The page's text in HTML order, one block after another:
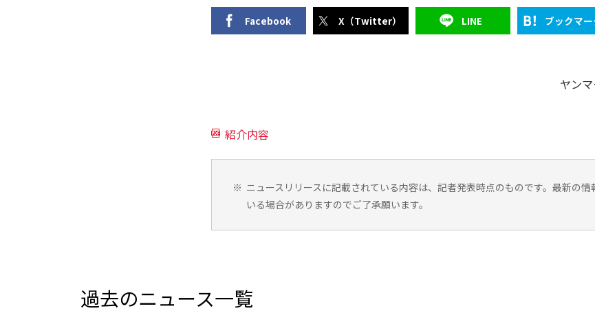
Facebook X（Twitter） LINE ブックマー
ヤン
紹介内容
※ ニュースリリースに記載されている内容は、記者発表時点のものです。最新の情
いる場合がありますのでご了承願います。
過去のニュース一覧